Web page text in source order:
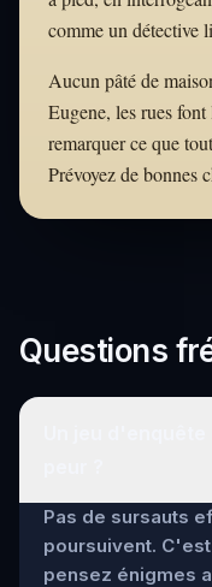
comme un détective
Aucun pâté de
Eugene, les rues
remarquer ce que
Prévoyez de bonnes
Questions
Pas de sursauts
poursuivent.
pensez énigmes